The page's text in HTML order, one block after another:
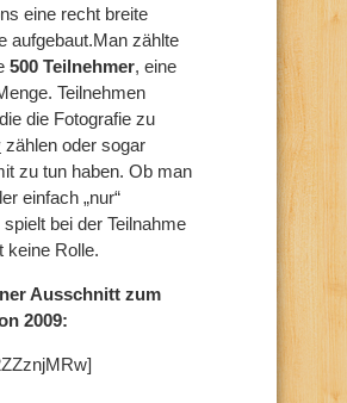
eine recht breite
aufgebaut.Man zählte
500 Teilnehmer, eine
Teilnehmen
die Fotografie zu
zählen oder sogar
zu tun haben. Ob man
einfach „nur“
spielt bei der Teilnahme
keine Rolle.
Ausschnitt zum
2009: